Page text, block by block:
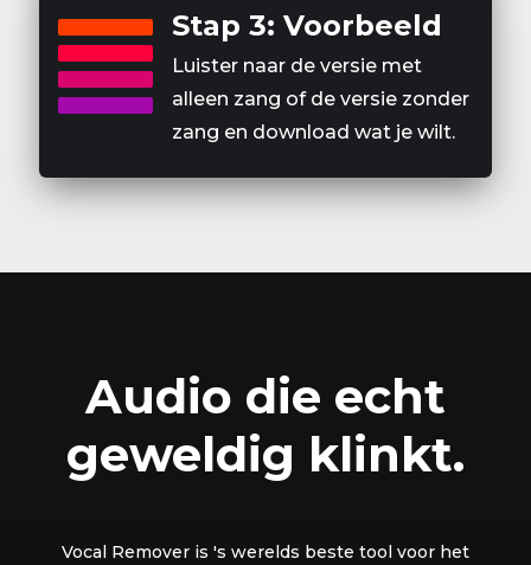
Stap 3: Voorbeeld
Luister naar de versie met
alleen zang of de versie zonder
zang en download wat je wilt.
Audio die echt
geweldig klinkt.
Vocal Remover is 's werelds beste tool voor het